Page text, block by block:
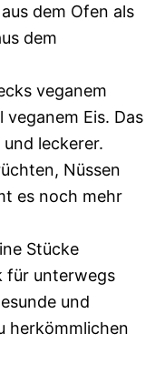
dem Ofen als
dem
veganem
Eis. Das
leckerer.
Nüssen
es noch mehr
Stücke
für unterwegs
und
herkömmlichen